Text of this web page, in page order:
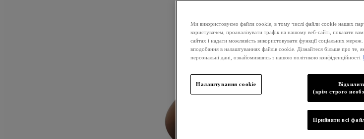
Ми використовуємо файли cookie, в тому числі файли cookie наших
користувачем, проаналізувати трафік на нашому веб-сайті, показати
сайтах і надати можливість використовувати функції соціальних
вподобання в налаштуваннях файлів cookie. Дізнайтеся більше про те,
персональні дані, ознайомившись з нашою політикою конфіденційності
(крім строго
Прийняти всі
Налаштування cookie